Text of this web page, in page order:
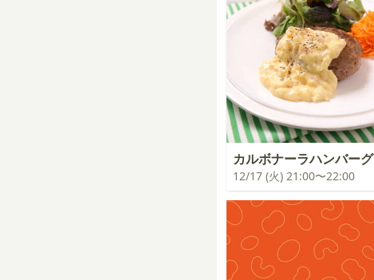
カルボナーラハンバーグ
12/17 (火) 21:00〜22:00